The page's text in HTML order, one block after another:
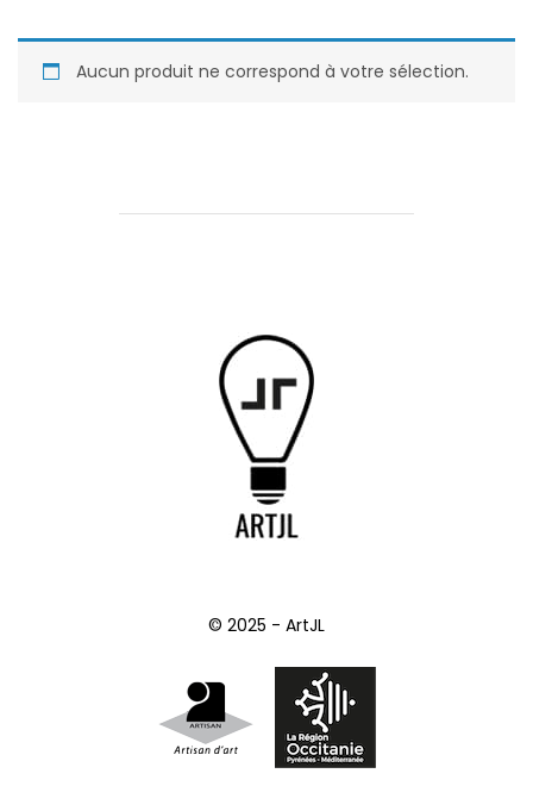
Aucun produit ne correspond à votre sélection.
© 2025 - ArtJL